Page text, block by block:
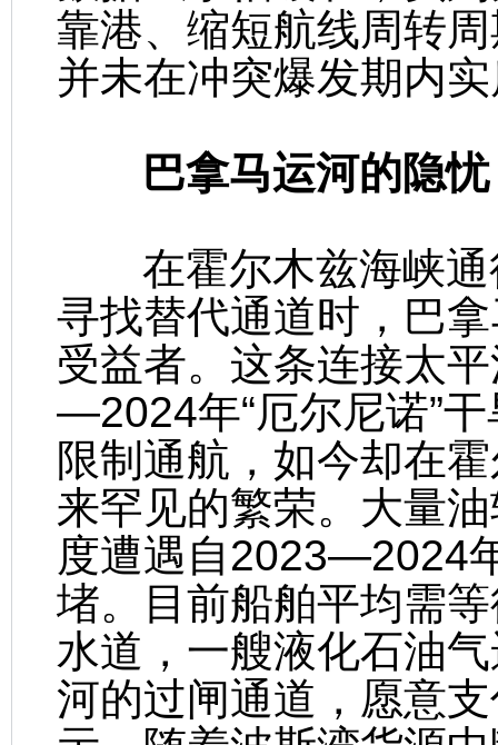
靠港、缩短航线周转
并未在冲突爆发期内
巴拿马运河的隐忧
在霍尔木兹海峡通
寻找替代通道时，巴
受益者。这条连接太
—2024年“厄尔尼诺”
限制通航，如今却在
来罕见的繁荣。大量
度遭遇自2023—2024
堵。目前船舶平均需
水道，一艘液化石油
河的过闸通道，愿意